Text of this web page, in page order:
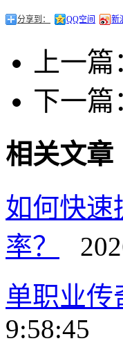
分享到： QQ空间 新
上一篇
下一篇
相关文章
如何快速
率？
单职业传
9:58:45